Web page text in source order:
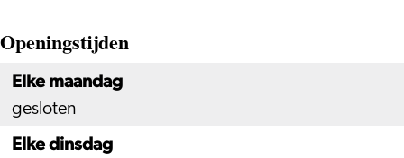
Openingstijden
Elke maandag
gesloten
Elke dinsdag